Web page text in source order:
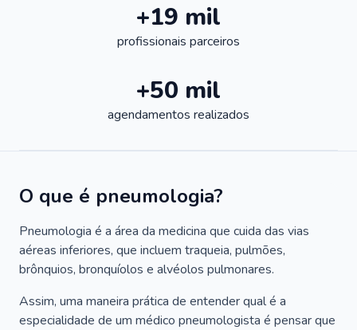
+19 mil
profissionais parceiros
+50 mil
agendamentos realizados
O que é pneumologia?
Pneumologia é a área da medicina que cuida das vias
aéreas inferiores, que incluem traqueia, pulmões,
brônquios, bronquíolos e alvéolos pulmonares.
Assim, uma maneira prática de entender qual é a
especialidade de um médico pneumologista é pensar que